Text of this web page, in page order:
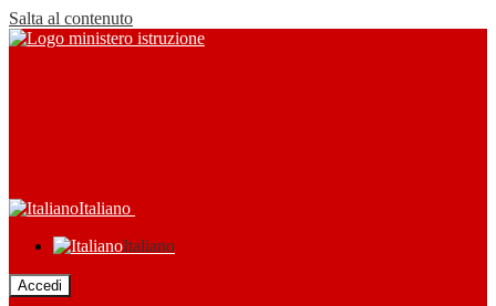
Salta al contenuto
Italiano
Italiano
Accedi